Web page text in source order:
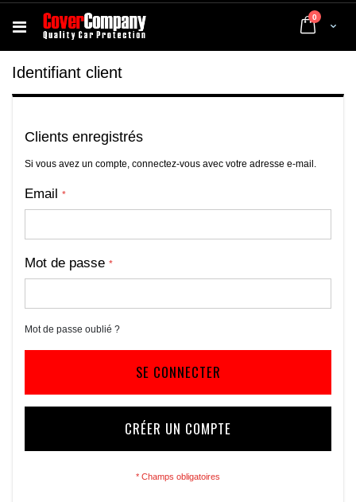
Cart
0 articles
Identifiant client
Clients enregistrés
Si vous avez un compte, connectez-vous avec votre adresse e-mail.
Email
Mot de passe
Mot de passe oublié ?
SE CONNECTER
CRÉER UN COMPTE